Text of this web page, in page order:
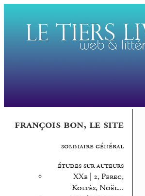
françois bon, le site
sommaire général
études sur auteurs
XXe | 2, Perec,
Koltès, Noël...